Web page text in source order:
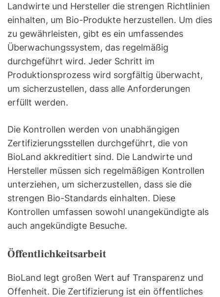
Landwirte und Hersteller die strengen Richtlinien
einhalten, um Bio-Produkte herzustellen. Um dies
zu gewährleisten, gibt es ein umfassendes
Überwachungssystem, das regelmäßig
durchgeführt wird. Jeder Schritt im
Produktionsprozess wird sorgfältig überwacht,
um sicherzustellen, dass alle Anforderungen
erfüllt werden.
Die Kontrollen werden von unabhängigen
Zertifizierungsstellen durchgeführt, die von
BioLand akkreditiert sind. Die Landwirte und
Hersteller müssen sich regelmäßigen Kontrollen
unterziehen, um sicherzustellen, dass sie die
strengen Bio-Standards einhalten. Diese
Kontrollen umfassen sowohl unangekündigte als
auch angekündigte Besuche.
Öffentlichkeitsarbeit
BioLand legt großen Wert auf Transparenz und
Offenheit. Die Zertifizierung ist ein öffentliches